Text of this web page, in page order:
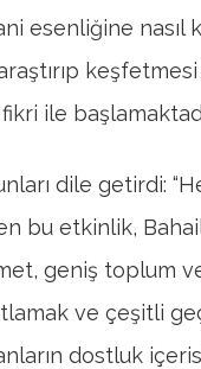
esenliğine nasıl
ile
dile getirdi:
bu etkinlik,
geniş toplum
ve çeşitli
dostluk